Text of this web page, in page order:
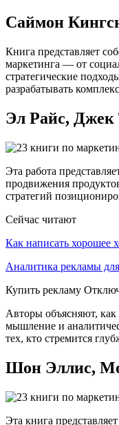
Саймон
Книга представляет
маркетинга — от
стратегические
разрабатывать
Эл Райс, Джек
Эта работа
продвижения
стратегий
Сейчас читают
Как написать хорошее
Аналитика рекламы
Купить рекламу
Авторы объясняют,
мышление и
тех, кто стремится
Шон Эллис,
Эта книга